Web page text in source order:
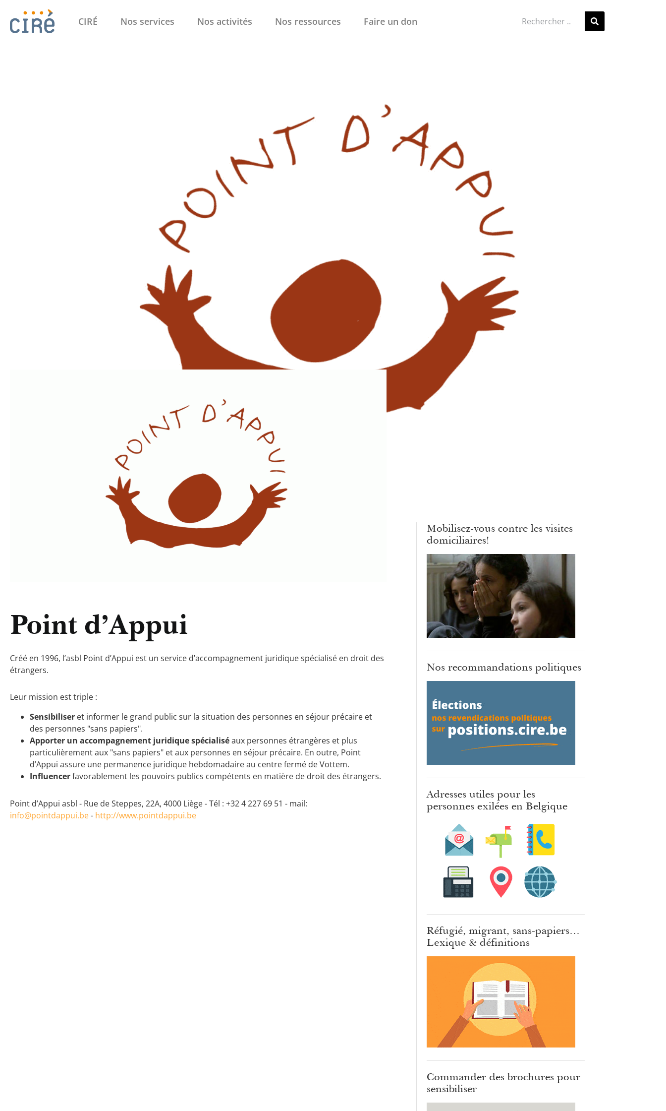
CIRÉ Nos services Nos activités Nos ressources Faire un don
Point d’Appui
Créé en 1996, l’asbl Point d’Appui est un service d’accompagnement juridique spécialisé en droit des
étrangers.
Leur mission est triple :
Sensibiliser et informer le grand public sur la situation des personnes en séjour précaire et
des personnes "sans papiers".
Apporter un accompagnement juridique spécialiséaux personnes étrangères et plus
particulièrement aux "sans papiers" et aux personnes en séjour précaire. En outre, Point
d’Appui assure une permanence juridique hebdomadaire au centre fermé de Vottem.
Influencerfavorablement les pouvoirs publics compétents en matière de droit des étrangers.
Point d’Appui asbl - Rue de Steppes, 22A, 4000 Liège - Tél : +32 4 227 69 51 - mail:
info@pointdappui.be- http://www.pointdappui.be
Mobilisez-vous contre les visites
domiciliaires!
Nos recommandations politiques
Adresses utiles pour les
personnes exilées en Belgique
Réfugié, migrant, sans-papiers…
Lexique & définitions
Commander des brochures pour
sensibiliser